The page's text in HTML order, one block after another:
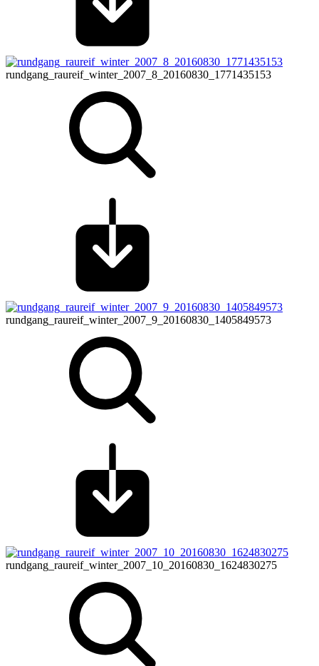
rundgang_raureif_winter_2007_8_20160830_1771435153
rundgang_raureif_winter_2007_9_20160830_1405849573
rundgang_raureif_winter_2007_10_20160830_1624830275